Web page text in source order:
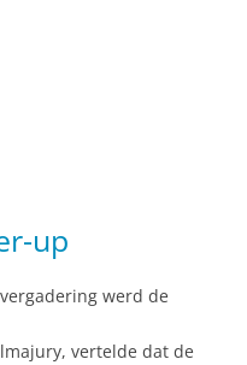
up
werd de
vertelde dat de